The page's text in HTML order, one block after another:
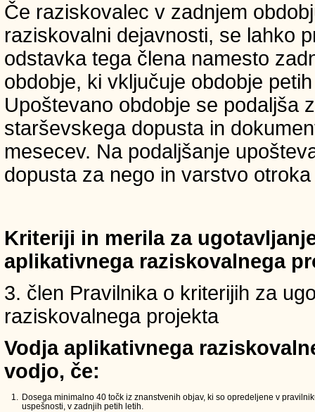
Če raziskovalec v zadnjem
raziskovalni dejavnosti, se lahko
odstavka tega člena namesto
obdobje, ki vključuje obdobje
Upoštevano obdobje se podaljša
starševskega dopusta in
mesecev. Na podaljšanje
dopusta za nego in varstvo
Kriteriji in merila za
aplikativnega raziskovalnega
3. člen Pravilnika o kriterijih za
raziskovalnega projekta
Vodja aplikativnega
vodjo, če:
1.
Dosega minimalno 40 točk iz znanstvenih objav, ki so opredeljene v
uspešnosti, v zadnjih petih letih.